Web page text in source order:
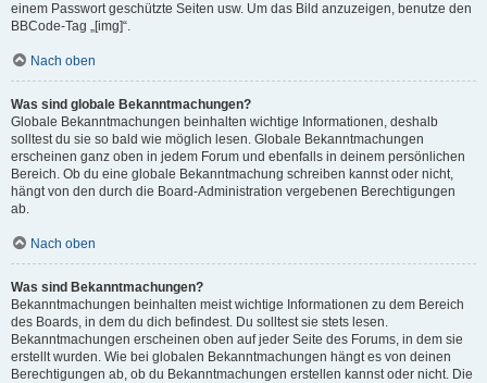
einem Passwort geschützte Seiten usw. Um das Bild anzuzeigen, benutze den
BBCode-Tag „[img]“.
Nach oben
Was sind globale Bekanntmachungen?
Globale Bekanntmachungen beinhalten wichtige Informationen, deshalb
solltest du sie so bald wie möglich lesen. Globale Bekanntmachungen
erscheinen ganz oben in jedem Forum und ebenfalls in deinem persönlichen
Bereich. Ob du eine globale Bekanntmachung schreiben kannst oder nicht,
hängt von den durch die Board-Administration vergebenen Berechtigungen
ab.
Nach oben
Was sind Bekanntmachungen?
Bekanntmachungen beinhalten meist wichtige Informationen zu dem Bereich
des Boards, in dem du dich befindest. Du solltest sie stets lesen.
Bekanntmachungen erscheinen oben auf jeder Seite des Forums, in dem sie
erstellt wurden. Wie bei globalen Bekanntmachungen hängt es von deinen
Berechtigungen ab, ob du Bekanntmachungen erstellen kannst oder nicht. Die